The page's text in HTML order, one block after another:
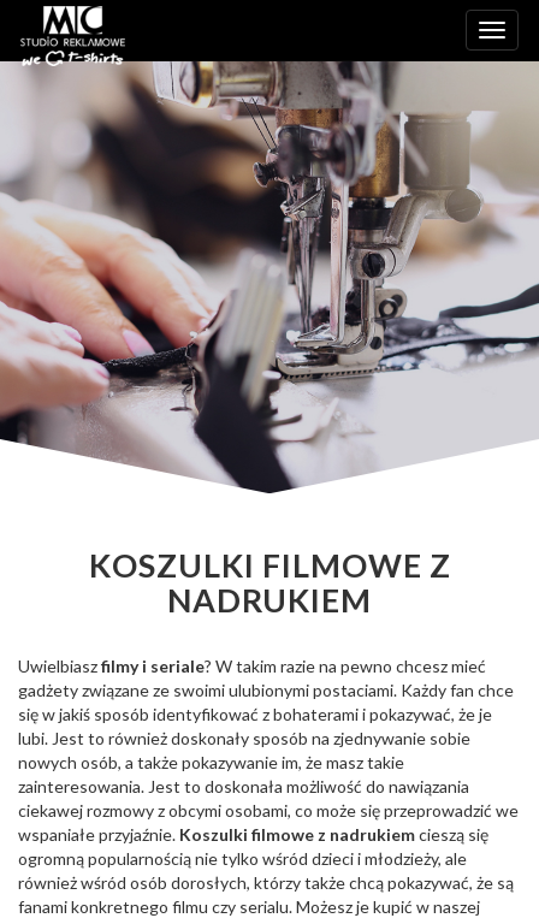
KOSZULKI FILMOWE Z
NADRUKIEM
Uwielbiaszfilmy i seriale? W takim razie na pewno chcesz mieć
gadżety związane ze swoimi ulubionymi postaciami. Każdy fan chce
się w jakiś sposób identyfikować z bohaterami i pokazywać, że je
lubi. Jest to również doskonały sposób na zjednywanie sobie
nowych osób, a także pokazywanie im, że masz takie
zainteresowania. Jest to doskonała możliwość do nawiązania
ciekawej rozmowy z obcymi osobami, co może się przeprowadzić we
wspaniałe przyjaźnie. Koszulki filmowe z nadrukiemcieszą się
ogromną popularnością nie tylko wśród dzieci i młodzieży, ale
również wśród osób dorosłych, którzy także chcą pokazywać, że są
fanami konkretnego filmu czy serialu. Możesz je kupić w naszej